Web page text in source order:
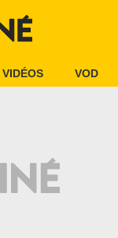
VIDÉOS VOD